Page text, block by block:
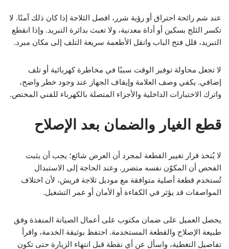
عند شم رائحة احتراق أو رؤية شرر، افصل الثلاجة إذا كان ذلك آمنًا. لا
تكسر الثلج بسكين أو أداة معدنية، ولا تعبث بدائرة التبريد. وإذا انقطع
التبريد، قلل فتح الباب وانقل الأطعمة سريعة التلف إلى مكان مبرد.
لا تجعل محاولة توفير الوقت سببًا في مخاطرة كهربائية أو تلف
إضافي. يكفي وصف العلامة وإيقاف الجهاز عند وجود خطر واضح،
واترك الاختبارات الداخلية والأجزاء المتصلة بالكهرباء للفني المختص.
قطع الغيار والضمان بعد الإصلاح
لا يُتخذ قرار تغيير القطعة لمجرد أن العرض شائع؛ يجب أن يثبت
الفحص أن المكوّن نفسه متضرر. وعند الحاجة إلى الاستبدال
تُستخدم قطعة أصلية متوافقة مع موديل ثلاجة فريش، لأن اختلاف
المواصفات قد يؤثر في الكفاءة أو الأمان أو عمر التشغيل.
يحصل العميل على ضمان مكتوب على أعمال الصيانة المنفذة وفق
طبيعة الإصلاح والقطعة المستخدمة. احتفظ بوثيقة الخدمة، واقرأ
تفاصيل التغطية، واسأل عن أي نقطة قبل انتهاء الزيارة حتى تكون